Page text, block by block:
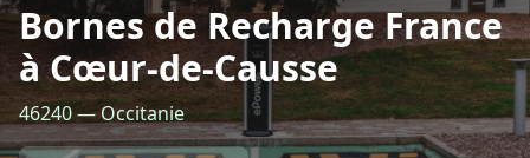
Bornes de Recharge France
à Cœur-de-Causse
46240 — Occitanie